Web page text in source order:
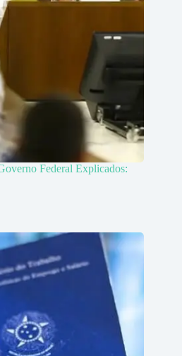
Federal Explicados: